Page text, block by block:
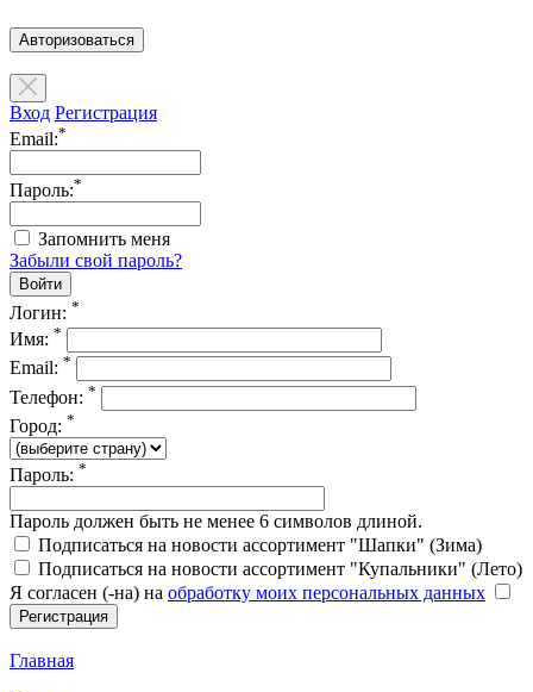
Авторизоваться
Вход Регистрация
Email:*
Пароль:*
Запомнить меня
Забыли свой пароль?
Логин: *
Имя: *
Email: *
Телефон: *
Город: *
Пароль: *
Пароль должен быть не менее 6 символов длиной.
Подписаться на новости ассортимент "Шапки" (Зима)
Подписаться на новости ассортимент "Купальники" (Лето)
Я согласен (-на) на обработку моих персональных данных
Главная